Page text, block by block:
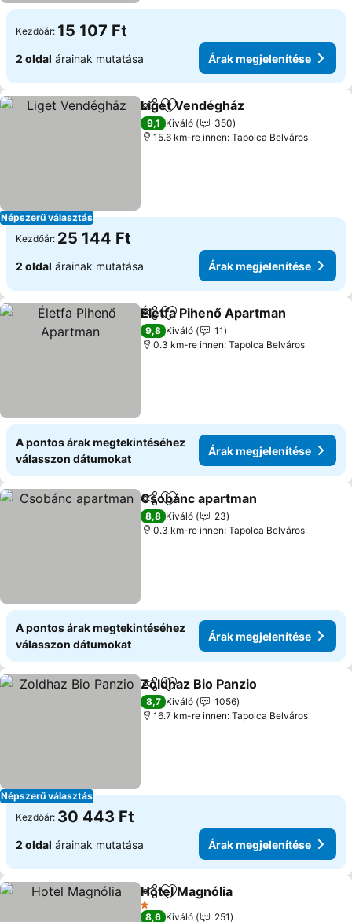
Kezdőár: 15 107 Ft
2 oldal árainak mutatása Árak megjelenítése
Népszerű választás
Megosztás
Hozzáadás a kedvencekhez
Liget Vendégház
9,1 Kiváló
350
15.6 km-re innen: Tapolca Belváros
Kezdőár: 25 144 Ft
2 oldal árainak mutatása Árak megjelenítése
Megosztás
Hozzáadás a kedvencekhez
Életfa Pihenő Apartman
9,8 Kiváló
11
0.3 km-re innen: Tapolca Belváros
A pontos árak megtekintéséhez
válasszon dátumokat
Árak megjelenítése
Megosztás
Hozzáadás a kedvencekhez
Csobánc apartman
8,8 Kiváló
23
0.3 km-re innen: Tapolca Belváros
A pontos árak megtekintéséhez
válasszon dátumokat
Árak megjelenítése
Népszerű választás
Megosztás
Hozzáadás a kedvencekhez
Zoldhaz Bio Panzio
8,7 Kiváló
1056
16.7 km-re innen: Tapolca Belváros
Kezdőár: 30 443 Ft
2 oldal árainak mutatása Árak megjelenítése
Megosztás
Hozzáadás a kedvencekhez
Hotel Magnólia
1 Kategória
8,6 Kiváló 251